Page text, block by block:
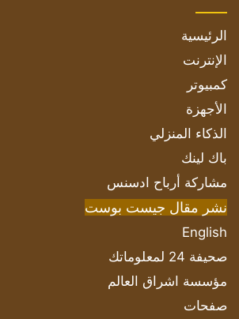
الرئيسية
الإنترنت
كمبيوتر
الأجهزة
الذكاء المنزلي
باك لينك
مشاركة أرباح ادسنس
نشر مقال جيست بوست
English
صحيفة 24 لمعلوماتك
مؤسسة اشراق العالم
صفحات